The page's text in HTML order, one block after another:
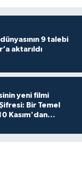
9 talebi
aktarıldı
yeni filmi
Bir Temel
Kasım'dan